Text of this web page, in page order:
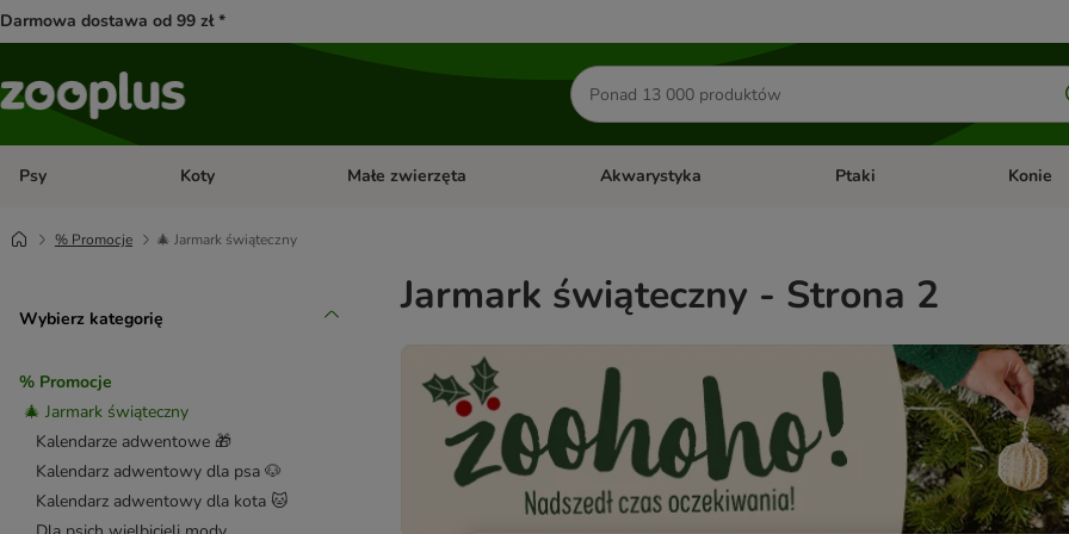
Darmowa dostawa od 99 zł *
Szukaj
produktów
Psy Otwórz menu kategorii: Psy
Koty Otwórz menu kategorii: Koty
Małe zwierzęta Otwórz menu kategorii: Małe zwierzęta
Akwarystyka Otwórz menu kategorii:
Ptaki Otwórz
Konie
% Promocje 🎄 Jarmark świąteczny
Wybierz kategorię
% Promocje
🎄 Jarmark świąteczny
Kalendarze adwentowe 🎁
Kalendarz adwentowy dla psa 🐶
Kalendarz adwentowy dla kota 🐱
Jarmark świąteczny - Strona 2